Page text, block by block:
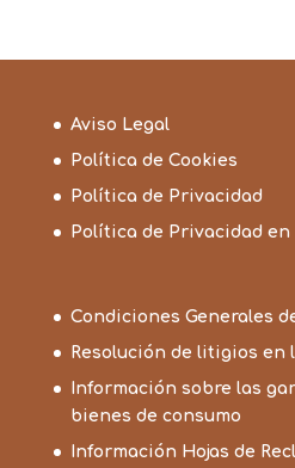
Aviso Legal
Política de Cookies
Política de Privacidad
Política de Privacidad en
Condiciones Generales
Resolución de litigios en
Información sobre las
bienes de consumo
Información Hojas de